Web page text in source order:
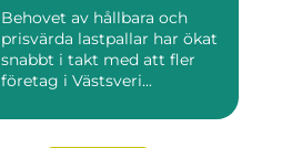
Behovet av hållbara och
prisvärda lastpallar har ökat
snabbt i takt med att fler
företag i Västsveri...